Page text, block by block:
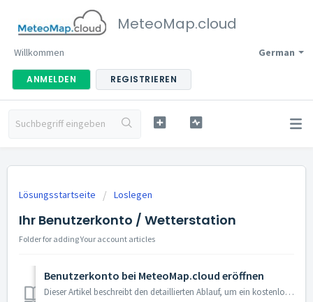
MeteoMap.cloud
German
Willkommen
ANMELDEN REGISTRIEREN
Lösungsstartseite Loslegen
Ihr Benutzerkonto / Wetterstation
Folder for adding Your account articles
Benutzerkonto bei MeteoMap.cloud eröffnen
Dieser Artikel beschreibt den detaillierten Ablauf, um ein kostenloses Kundenkonto in MeteoMap.cloud zu eröffnen. Vorgehen Rufen Sie diese URL auf: htt...